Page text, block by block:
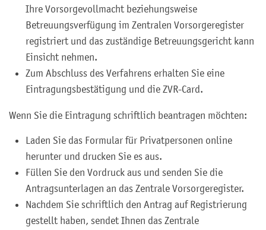
Ihre Vorsorgevollmacht beziehungsweise
Betreuungsverfügung im Zentralen Vorsorgeregister
registriert und das zuständige Betreuungsgericht kann
Einsicht nehmen.
Zum Abschluss des Verfahrens erhalten Sie eine
Eintragungsbestätigung und die ZVR-Card.
Wenn Sie die Eintragung schriftlich beantragen möchten:
Laden Sie das Formular für Privatpersonen online
herunter und drucken Sie es aus.
Füllen Sie den Vordruck aus und senden Sie die
Antragsunterlagen an das Zentrale Vorsorgeregister.
Nachdem Sie schriftlich den Antrag auf Registrierung
gestellt haben, sendet Ihnen das Zentrale